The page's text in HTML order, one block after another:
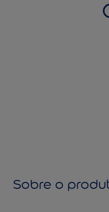
Sobre o